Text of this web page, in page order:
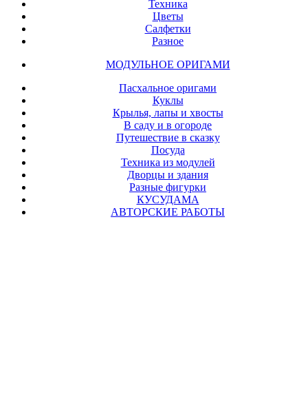
Техника
Цветы
Салфетки
Разное
МОДУЛЬНОЕ ОРИГАМИ
Пасхальное оригами
Куклы
Крылья, лапы и хвосты
В саду и в огороде
Путешествие в сказку
Посуда
Техника из модулей
Дворцы и здания
Разные фигурки
КУСУДАМА
АВТОРСКИЕ РАБОТЫ